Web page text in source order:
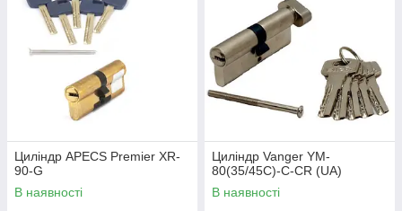
Циліндр APECS Premier XR-
90-G
В наявності
Циліндр Vanger YM-
80(35/45C)-C-CR (UA)
В наявності